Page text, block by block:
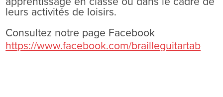
leurs activités de loisirs.
Consultez notre page Facebook
https://www.facebook.com/brailleguitartab